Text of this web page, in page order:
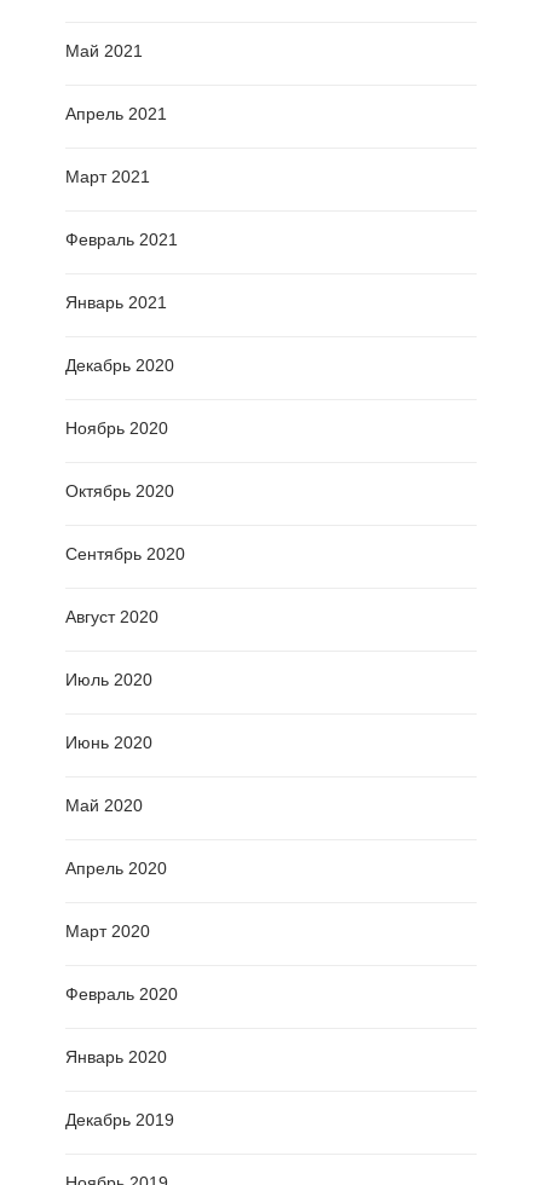
Май 2021
Апрель 2021
Март 2021
Февраль 2021
Январь 2021
Декабрь 2020
Ноябрь 2020
Октябрь 2020
Сентябрь 2020
Август 2020
Июль 2020
Июнь 2020
Май 2020
Апрель 2020
Март 2020
Февраль 2020
Январь 2020
Декабрь 2019